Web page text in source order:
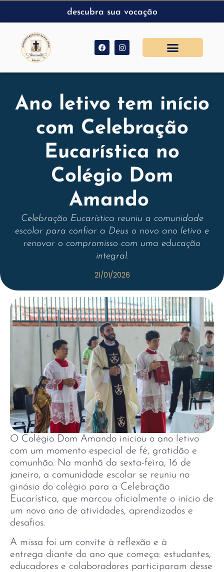
descubra sua vocação
Ano letivo tem início
com Celebração
Eucarística no
Colégio Dom
Amando
Celebração Eucarística reuniu a comunidade
escolar para confiar a Deus o novo ano letivo e
renovar o compromisso com uma educação
integral.
21/01/2026
O Colégio Dom Amando iniciou o ano letivo
com um momento especial de fé, gratidão e
comunhão. Na manhã da sexta-feira, 16 de
janeiro, a comunidade escolar se reuniu no
ginásio do colégio para a Celebração
Eucarística, que marcou oficialmente o início de
um novo ano de atividades, aprendizados e
desafios.
A missa foi um convite à reflexão e à
entrega diante do ano que começa: estudantes,
educadores e colaboradores participaram desse